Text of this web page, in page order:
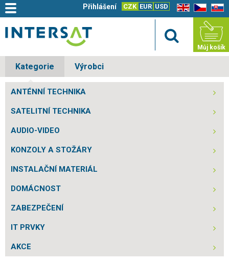
EN CZ SK
CZK EUR USD
Přihlášení
Můj košík
Kategorie Výrobci
ANTÉNNÍ TECHNIKA
SATELITNÍ TECHNIKA
AUDIO-VIDEO
KONZOLY A STOŽÁRY
INSTALAČNÍ MATERIÁL
DOMÁCNOST
ZABEZPEČENÍ
IT PRVKY
AKCE